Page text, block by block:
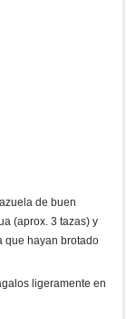
de buen
(aprox. 3 tazas) y
que hayan brotado
ligeramente en